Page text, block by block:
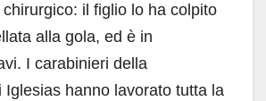
il figlio lo ha colpito
alla gola, ed è in
I carabinieri della
Iglesias hanno lavorato tutta la